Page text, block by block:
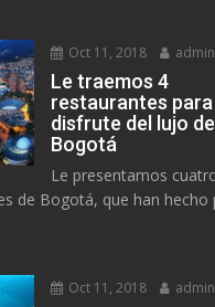
Oct 11, 2018 admin
Le traemos 4
restaurantes para
disfrute del lujo de
Bogotá
Le presentamos
de Bogotá, que han hecho
Oct 11, 2018 admin